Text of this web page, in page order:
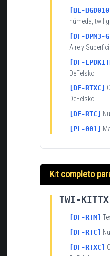
[BL-
húmeda,
[DF-DPM3-
Aire y
[DF-
DeFelsko
[DF-RTXC]
DeFelsko
[DF-RTC]
[PL-001]
Kit completo
TWI-KITTX
[DF-RTM]
[DF-RTC]
[DF-RTXC]